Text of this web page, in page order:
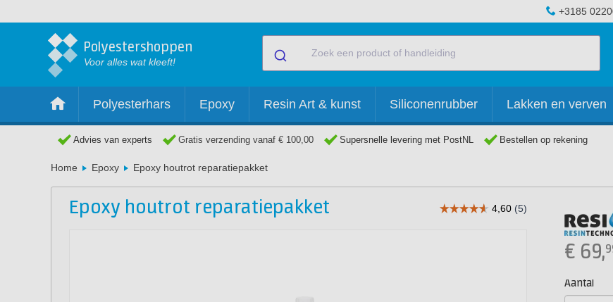
+3185
Polyestershoppen
Voor alles wat kleeft!
Polyesterhars Epoxy Resin Art & kunst Siliconenrubber Lakken en verven
Advies van experts Gratis verzending vanaf € 100,00 Supersnelle levering met PostNL Bestellen op rekening
Home Epoxy Epoxy houtrot reparatiepakket
Epoxy houtrot reparatiepakket
€ 69,
Aantal